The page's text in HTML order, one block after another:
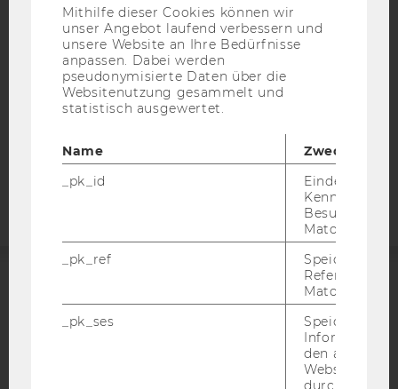
DATENSCHUTZERKLÄRUNG
DATENSCHUTZERKLÄRUNG SOCIAL MEDIA
DATENSCHUTZERKLÄRUNG
STUDIENBEWERBER*INNEN UND STUDIERENDE
COOKIE EINSTELLUNGEN
Barrierefreiheitserklärung
EQUIS
Mithilfe dieser Cookies können wir
unser Angebot laufend verbessern und
unsere Website an Ihre Bedürfnisse
anpassen. Dabei werden
pseudonymisierte Daten über die
Websitenutzung gesammelt und
statistisch ausgewertet.
Name
Zweck
_pk_id
Eindeutige
Besuchers
Matomo.
_pk_ref
Speicherung
Referrers
Matomo.
_pk_ses
Speicherung
den aktuellen
durch